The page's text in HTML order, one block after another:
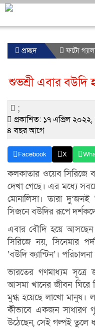
প্রচ্ছদ ফটো
শুভশ্রী এবার
;
প্রকাশিত: ১৭ এপ্রিল ২০২২,
৪ বছর আগে
Facebook X
কলকাতার ওয়েব সিরিজে
দেখা গেছে। এর মধ্যে
মোনালিসা। তারা দু’জনই
সিজনে বউদির রূপে
এবার বৌদি হয়ে আসছেন
সিরিজে নয়, সিনেমার
‘বউদি ক্যান্টিন’।
ভারতের গণমাধ্যম সূত্রে
আসমা খানের জীবন ঘিরে
মুগ্ধ হয়েছে লাখো মানুষ।
কীভাবে একজন সাধারণ
উঠেছেন, সেই গল্পই তুলে